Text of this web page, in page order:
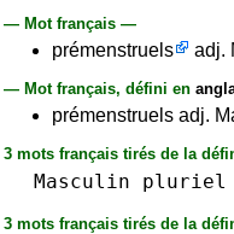
— Mot français —
prémenstruels adj.
— Mot français, défini en
prémenstruels adj.
3 mots français tirés de la
Masculin pluriel
3 mots français tirés de la